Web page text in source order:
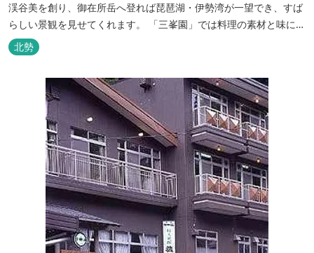
渓谷美を創り、御在所岳へ登れば琵琶湖・伊勢湾が一望でき、すば
らしい景観を見せてくれます。 「三峯園」では料理の素材と味にも
こだわり、お客様に四季の織り成す景観と、いい湯、いい味、めぐ
りあいをお届けいたします。
北勢